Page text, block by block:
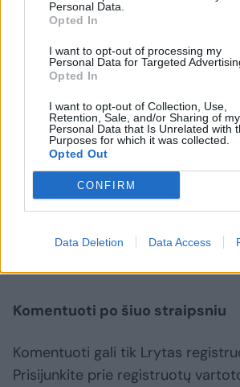
Personal Data.
Opted In
I want to opt-out of processing my
Personal Data for Targeted
Opted In
I want to opt-out of Collection, Use,
Retention, Sale, and/or Sharing of my
Personal Data that Is Unrelated with
Purposes for which it was collected.
Opted Out
CONFIRM
Data Deletion Data Access
6–11 m/s, dieną 7–12 m/s,
15–18°C, dieną 20–25°C.
Antradienį, liepos 14 d.
daugiau dieną. Vėjas šiaurės
10 m/s, dieną 7–12 m/s. Naktį
21–26°C.
Komentuoti po šiuo straipsniu
Komentuoti gali tik Lrytas
Prisijunkite prie registruotų